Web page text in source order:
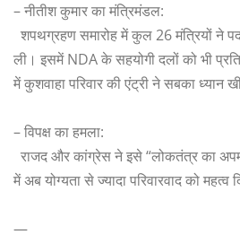
– नीतीश कुमार का मंत्रिमंडल:
शपथग्रहण समारोह में कुल 26 मंत्रियों ने
ली। इसमें NDA के सहयोगी दलों को भी
में कुशवाहा परिवार की एंट्री ने सबका ध्यान
– विपक्ष का हमला:
राजद और कांग्रेस ने इसे “लोकतंत्र का
में अब योग्यता से ज्यादा परिवारवाद को महत्व
—